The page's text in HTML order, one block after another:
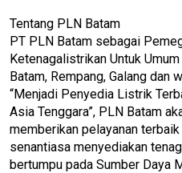
Tentang PLN Batam
PT PLN Batam sebagai
Ketenagalistrikan Untuk
Batam, Rempang, Galang dan
“Menjadi Penyedia Listrik
Asia Tenggara”, PLN Batam
memberikan pelayanan
senantiasa menyediakan
bertumpu pada Sumber Daya